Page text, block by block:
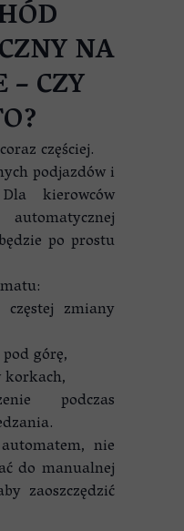
NA
CZY
częściej.
podjazdów i
kierowców
po prostu
zmiany
górę,
podczas
nie
do manualnej
zaoszczędzić